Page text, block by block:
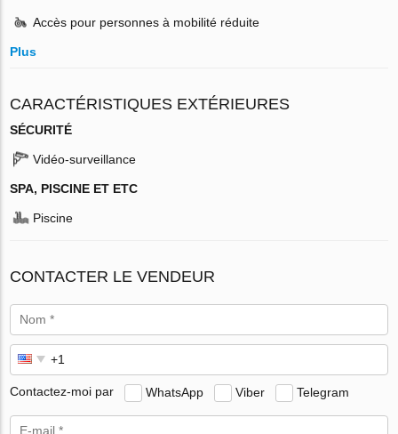
Accès pour personnes à mobilité réduite
Plus
CARACTÉRISTIQUES EXTÉRIEURES
SÉCURITÉ
Vidéo-surveillance
SPA, PISCINE ET ETC
Piscine
CONTACTER LE VENDEUR
Contactez-moi par WhatsApp Viber Telegram